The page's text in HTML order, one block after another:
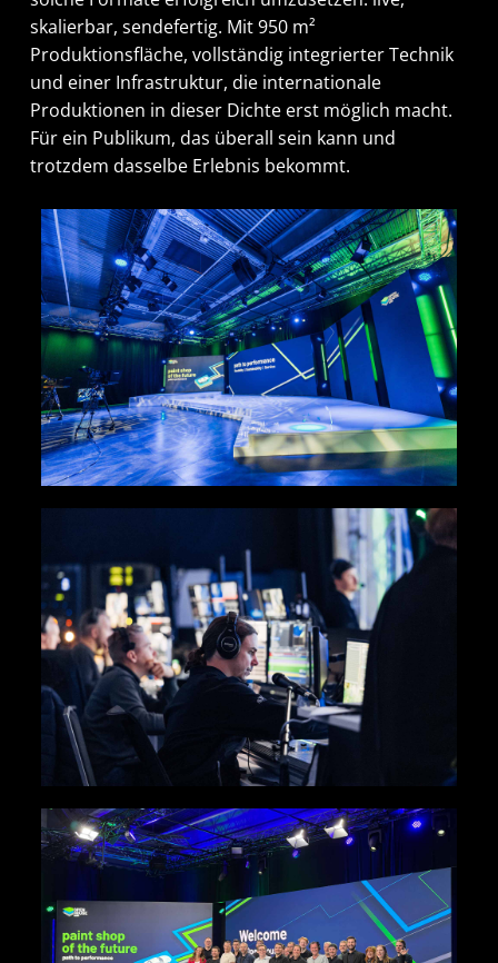
skalierbar, sendefertig. Mit 950 m²
Produktionsfläche, vollständig integrierter Technik
und einer Infrastruktur, die internationale
Produktionen in dieser Dichte erst möglich macht.
Für ein Publikum, das überall sein kann und
trotzdem dasselbe Erlebnis bekommt.